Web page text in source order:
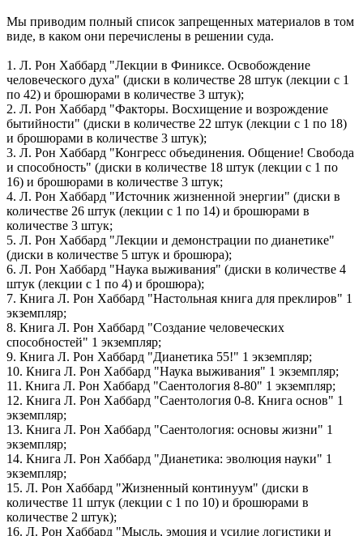
Мы приводим полный список запрещенных материалов в том
виде, в каком они перечислены в решении суда.
1. Л. Рон Хаббард "Лекции в Финиксе. Освобождение
человеческого духа" (диски в количестве 28 штук (лекции с 1
по 42) и брошюрами в количестве 3 штук);
2. Л. Рон Хаббард "Факторы. Восхищение и возрождение
бытийности" (диски в количестве 22 штук (лекции с 1 по 18)
и брошюрами в количестве 3 штук);
3. Л. Рон Хаббард "Конгресс объединения. Общение! Свобода
и способность" (диски в количестве 18 штук (лекции с 1 по
16) и брошюрами в количестве 3 штук;
4. Л. Рон Хаббард "Источник жизненной энергии" (диски в
количестве 26 штук (лекции с 1 по 14) и брошюрами в
количестве 3 штук;
5. Л. Рон Хаббард "Лекции и демонстрации по дианетике"
(диски в количестве 5 штук и брошюра);
6. Л. Рон Хаббард "Наука выживания" (диски в количестве 4
штук (лекции с 1 по 4) и брошюра);
7. Книга Л. Рон Хаббард "Настольная книга для преклиров" 1
экземпляр;
8. Книга Л. Рон Хаббард "Создание человеческих
способностей" 1 экземпляр;
9. Книга Л. Рон Хаббард "Дианетика 55!" 1 экземпляр;
10. Книга Л. Рон Хаббард "Наука выживания" 1 экземпляр;
11. Книга Л. Рон Хаббард "Саентология 8-80" 1 экземпляр;
12. Книга Л. Рон Хаббард "Саентология 0-8. Книга основ" 1
экземпляр;
13. Книга Л. Рон Хаббард "Саентология: основы жизни" 1
экземпляр;
14. Книга Л. Рон Хаббард "Дианетика: эволюция науки" 1
экземпляр;
15. Л. Рон Хаббард "Жизненный континуум" (диски в
количестве 11 штук (лекции с 1 по 10) и брошюрами в
количестве 2 штук);
16. Л. Рон Хаббард "Мысль, эмоция и усилие логистики и